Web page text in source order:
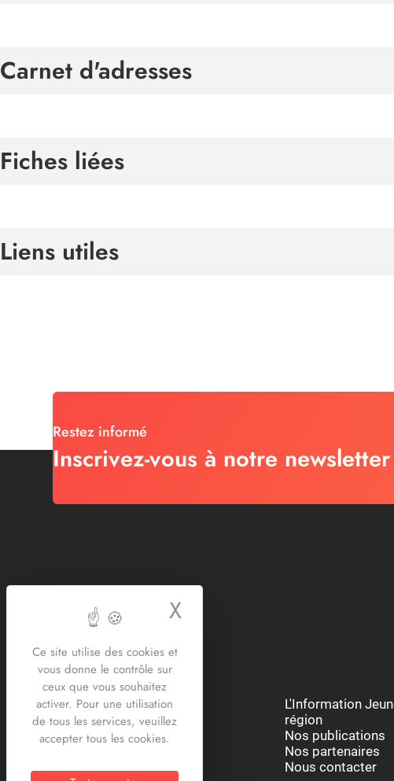
Ce site utilise des cookies et
vous donne le contrôle sur
ceux que vous souhaitez
activer. Pour une utilisation
de tous les services, veuillez
accepter tous les cookies.
X Masquer le bandeau
Carnet d'adresses
Fiches liées
Liens utiles
Restez informé
Inscrivez-vous à notre newsletter
Restons connectés :
L'Information
région
Nos publications
Nos partenaires
Nous contacter